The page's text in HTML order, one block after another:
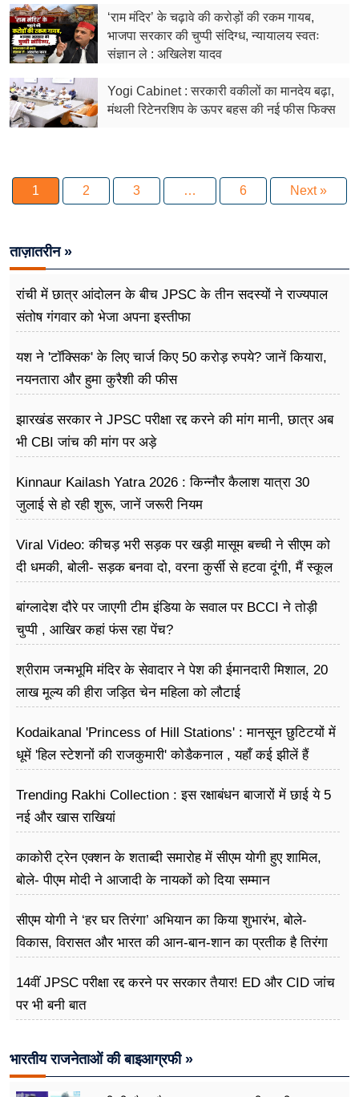
‘राम मंदिर’ के चढ़ावे की करोड़ों की रकम गायब,
भाजपा सरकार की चुप्पी संदिग्ध, न्यायालय स्वतः
संज्ञान ले : अखिलेश यादव
Yogi Cabinet : सरकारी वकीलों का मानदेय बढ़ा,
मंथली रिटेनरशिप के ऊपर बहस की नई फीस फिक्स
1 2 3 … 6 Next »
ताज़ातरीन »
रांची में छात्र आंदोलन के बीच JPSC के तीन सदस्यों ने राज्यपाल
संतोष गंगवार को भेजा अपना इस्तीफा
यश ने 'टॉक्सिक' के लिए चार्ज किए 50 करोड़ रुपये? जानें कियारा,
नयनतारा और हुमा कुरैशी की फीस
झारखंड सरकार ने JPSC परीक्षा रद्द करने की मांग मानी, छात्र अब
भी CBI जांच की मांग पर अड़े
Kinnaur Kailash Yatra 2026 : किन्नौर कैलाश यात्रा 30
जुलाई से हो रही शुरू, जानें जरूरी नियम
Viral Video: कीचड़ भरी सड़क पर खड़ी मासूम बच्ची ने सीएम को
दी धमकी, बोली- सड़क बनवा दो, वरना कुर्सी से हटवा दूंगी, मैं स्कूल
बांग्लादेश दौरे पर जाएगी टीम इंडिया के सवाल पर BCCI ने तोड़ी
चुप्पी , आखिर कहां फंस रहा पेंच?
श्रीराम जन्मभूमि मंदिर के सेवादार ने पेश की ईमानदारी मिशाल, 20
लाख मूल्य की हीरा जड़ित चेन महिला को लौटाई
Kodaikanal 'Princess of Hill Stations' : मानसून छुटिटयों में
धूमें 'हिल स्टेशनों की राजकुमारी' कोडैकनाल , यहाँ कई झीलें हैं
Trending Rakhi Collection : इस रक्षाबंधन बाजारों में छाई ये 5
नई और खास राखियां
काकोरी ट्रेन एक्शन के शताब्दी समारोह में सीएम योगी हुए शामिल,
बोले- पीएम मोदी ने आजादी के नायकों को दिया सम्मान
सीएम योगी ने ‘हर घर तिरंगा’ अभियान का किया शुभारंभ, बोले-
विकास, विरासत और भारत की आन-बान-शान का प्रतीक है तिरंगा
14वीं JPSC परीक्षा रद्द करने पर सरकार तैयार! ED और CID जांच
पर भी बनी बात
भारतीय राजनेताओं की बाइआग्रफी »